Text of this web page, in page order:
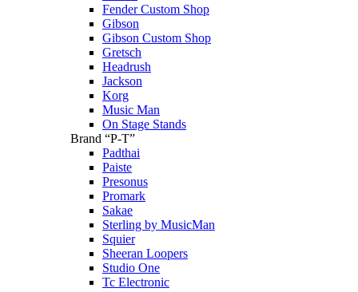
Fender Custom Shop
Gibson
Gibson Custom Shop
Gretsch
Headrush
Jackson
Korg
Music Man
On Stage Stands
Brand “P-T”
Padthai
Paiste
Presonus
Promark
Sakae
Sterling by MusicMan
Squier
Sheeran Loopers
Studio One
Tc Electronic